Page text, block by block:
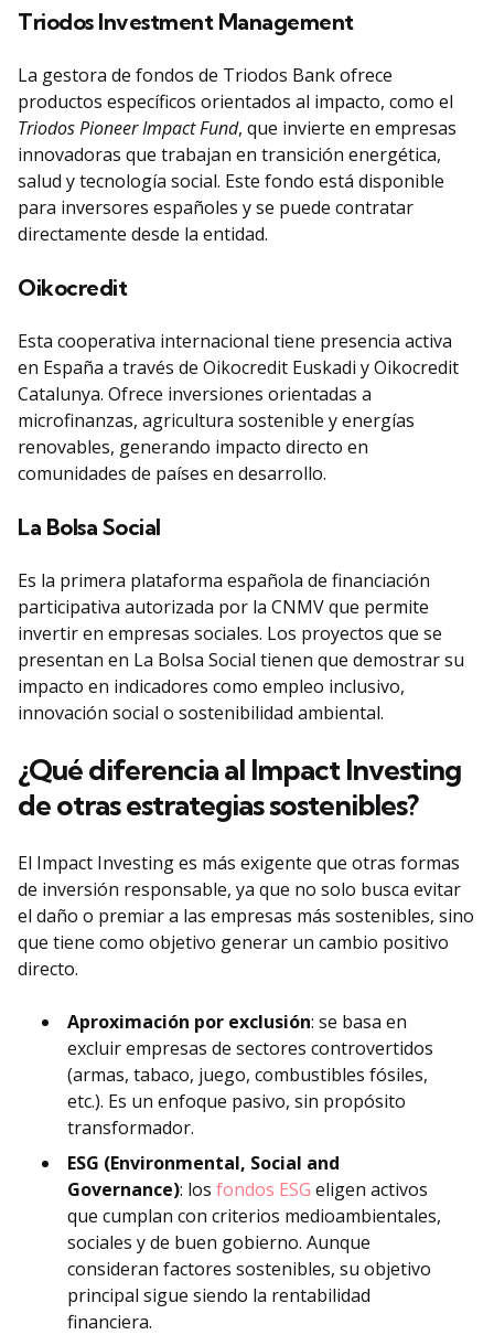
Triodos Investment Management
La gestora de fondos de Triodos Bank ofrece
productos específicos orientados al impacto, como el
Triodos Pioneer Impact Fund, que invierte en empresas
innovadoras que trabajan en transición energética,
salud y tecnología social. Este fondo está disponible
para inversores españoles y se puede contratar
directamente desde la entidad.
Oikocredit
Esta cooperativa internacional tiene presencia activa
en España a través de Oikocredit Euskadi y Oikocredit
Catalunya. Ofrece inversiones orientadas a
microfinanzas, agricultura sostenible y energías
renovables, generando impacto directo en
comunidades de países en desarrollo.
La Bolsa Social
Es la primera plataforma española de financiación
participativa autorizada por la CNMV que permite
invertir en empresas sociales. Los proyectos que se
presentan en La Bolsa Social tienen que demostrar su
impacto en indicadores como empleo inclusivo,
innovación social o sostenibilidad ambiental.
¿Qué diferencia al Impact Investing
de otras estrategias sostenibles?
El Impact Investing es más exigente que otras formas
de inversión responsable, ya que no solo busca evitar
el daño o premiar a las empresas más sostenibles, sino
que tiene como objetivo generar un cambio positivo
directo.
Aproximación por exclusión: se basa en
excluir empresas de sectores controvertidos
(armas, tabaco, juego, combustibles fósiles,
etc.). Es un enfoque pasivo, sin propósito
transformador.
ESG (Environmental, Social and
Governance): los fondos ESG eligen activos
que cumplan con criterios medioambientales,
sociales y de buen gobierno. Aunque
consideran factores sostenibles, su objetivo
principal sigue siendo la rentabilidad
financiera.